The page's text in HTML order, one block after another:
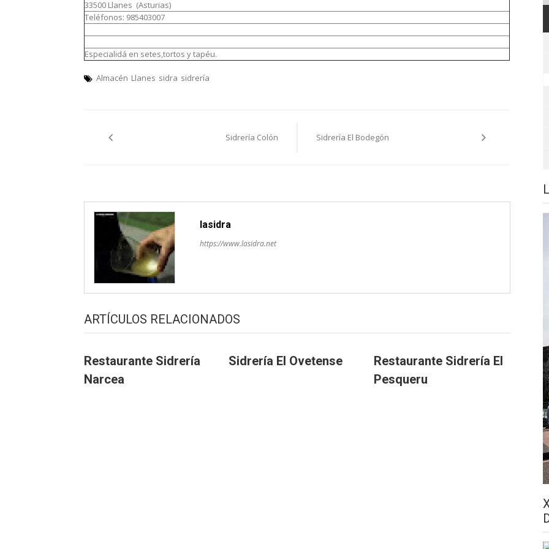
33500 Llanes (Asturias)
Teléfonos: 985403007
Especialidá en setes,tortos y tapéu.
Almacén Llanes sidra sidrería
pelos
Sidrería Colón Sidrería El Bodegón
lasidra
https://www.lasidra.net
ARTÍCULOS RELACIONADOS
Restaurante Sidrería
Narcea
Sidrería El Ovetense
Restaurante Sidrería El
Pesqueru